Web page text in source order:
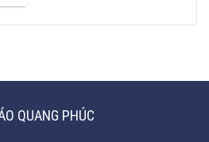
QUANG PHÚC